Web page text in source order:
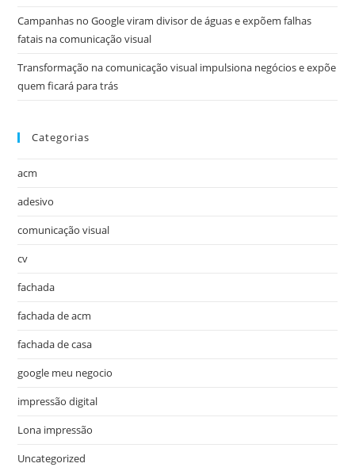
Campanhas no Google viram divisor de águas e expõem falhas
fatais na comunicação visual
Transformação na comunicação visual impulsiona negócios e expõe
quem ficará para trás
Categorias
acm
adesivo
comunicação visual
cv
fachada
fachada de acm
fachada de casa
google meu negocio
impressão digital
Lona impressão
Uncategorized